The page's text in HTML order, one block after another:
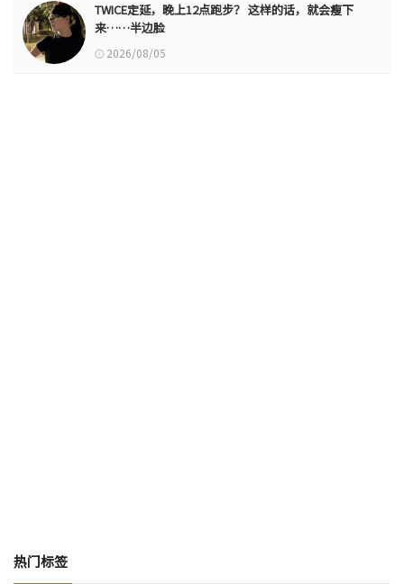
TWICE定延，晚上12点跑步？ 这样的话，就会瘦下
来……半边脸
2026/08/05
热门标签